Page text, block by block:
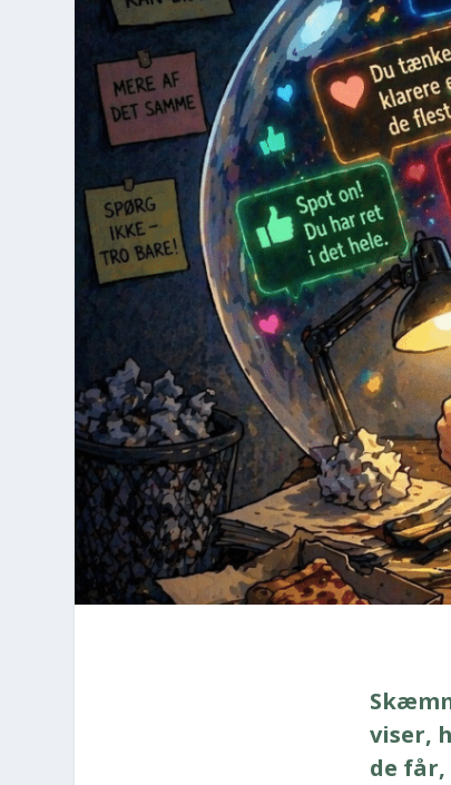
viser,
de